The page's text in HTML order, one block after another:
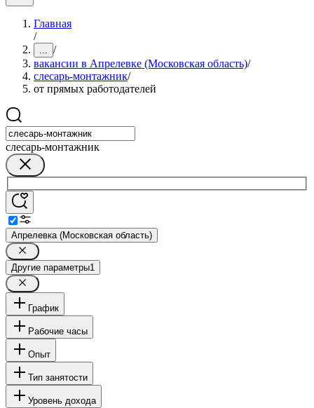
Главная
/
... /
вакансии в Апрелевке (Московская область)/
слесарь-монтажник/
от прямых работодателей
слесарь-монтажник
Апрелевка (Московская область)
Другие параметры1
График
Рабочие часы
Опыт
Тип занятости
Уровень дохода